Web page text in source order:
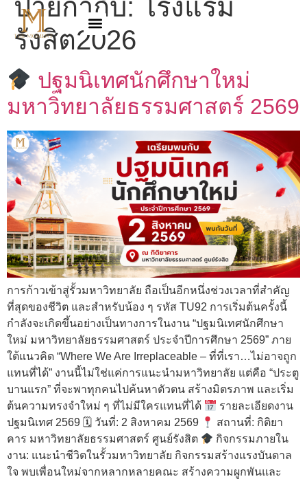
ป้ายกำกับ: โรงแรม
รังสิต2026
ปฐมนิเทศนักศึกษาใหม่
มหาวิทยาลัยธรรมศาสตร์ 2569
การก้าวเข้าสู่รั้วมหาวิทยาลัย ถือเป็นอีกหนึ่งช่วงเวลาที่สำคัญ
ที่สุดของชีวิต และสำหรับน้อง ๆ รหัส TU92 การเริ่มต้นครั้งนี้
กำลังจะเกิดขึ้นอย่างเป็นทางการในงาน “ปฐมนิเทศนักศึกษา
ใหม่ มหาวิทยาลัยธรรมศาสตร์ ประจำปีการศึกษา 2569” ภาย
ใต้แนวคิด “Where We Are Irreplaceable – ที่ที่เรา…ไม่อาจถูก
แทนที่ได้” งานนี้ไม่ใช่แค่การแนะนำมหาวิทยาลัย แต่คือ “ประตู
บานแรก” ที่จะพาทุกคนไปค้นหาตัวตน สร้างมิตรภาพ และเริ่ม
ต้นความทรงจำใหม่ ๆ ที่ไม่มีใครแทนที่ได้
รายละเอียดงาน
ปฐมนิเทศ 2569 🗓 วันที่: 2 สิงหาคม 2569
สถานที่: กิติยา
คาร มหาวิทยาลัยธรรมศาสตร์ ศูนย์รังสิต
กิจกรรมภายใน
งาน: แนะนำชีวิตในรั้วมหาวิทยาลัย กิจกรรมสร้างแรงบันดาล
ใจ พบเพื่อนใหม่จากหลากหลายคณะ สร้างความผูกพันและ